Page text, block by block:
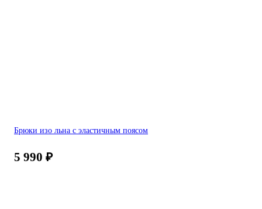
Брюки изо льна с эластичным поясом
5 990 ₽